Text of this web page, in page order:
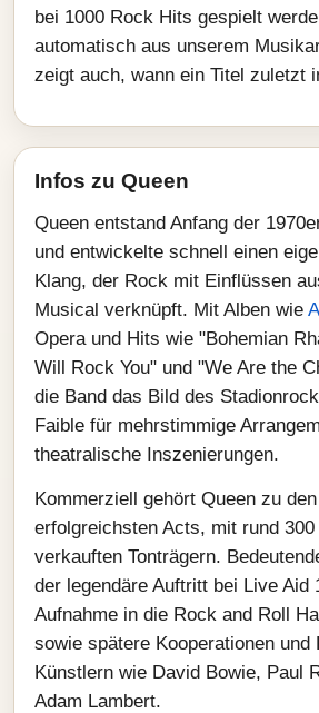
bei 1000 Rock Hits gespielt
automatisch aus unserem
zeigt auch, wann ein Titel zuletzt
Infos zu Queen
Queen entstand Anfang der
und entwickelte schnell einen
Klang, der Rock mit Einflüssen
Musical verknüpft. Mit Alben wie A
Opera und Hits wie "Bohemian
Will Rock You" und "We Are the
die Band das Bild des
Faible für mehrstimmige
theatralische Inszenierungen.
Kommerziell gehört Queen zu
erfolgreichsten Acts, mit rund
verkauften Tonträgern.
der legendäre Auftritt bei Live Aid
Aufnahme in die Rock and Roll
sowie spätere Kooperationen und
Künstlern wie David Bowie, Paul
Adam Lambert.